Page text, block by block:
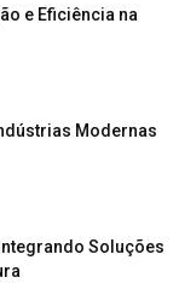
e Eficiência na
Modernas
Soluções